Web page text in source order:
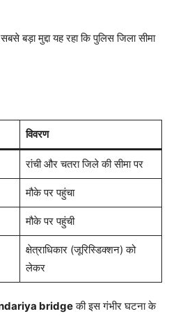
बड़ा मुद्दा यह रहा कि पुलिस जिला सीमा
विवरण
रांची और चतरा जिले की सीमा पर
मौके पर पहुंचा
मौके पर पहुंची
क्षेत्राधिकार (जूरिस्डिक्शन) को
लेकर
bridgeकी इस गंभीर घटना के